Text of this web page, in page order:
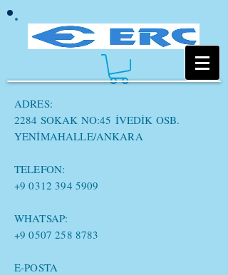
ADRES:
2284 SOKAK NO:45 İVEDİK OSB.
YENİMAHALLE/ANKARA
TELEFON:
+9 0312 394 5909
WHATSAP:
+9 0507 258 8783
E-POSTA